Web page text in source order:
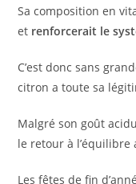
Sa composition en
et renforcerait le
C’est donc sans
citron a toute sa
Malgré son goût
le retour à l’équilibre
Les fêtes de fin